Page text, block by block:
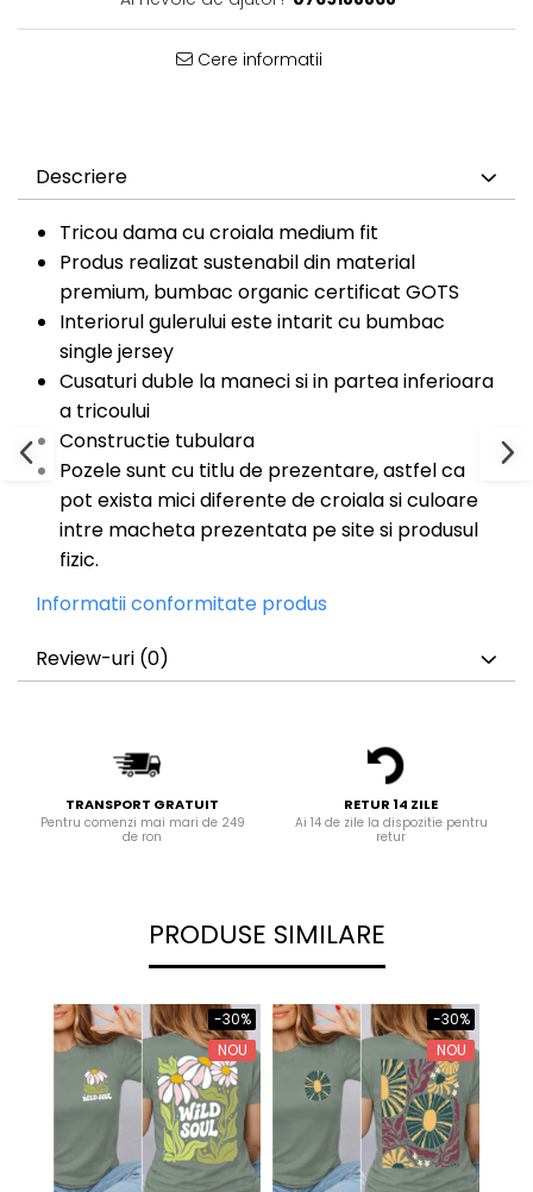
Bluze Japanese
Bluze Love
Bluze Mom
Bluze Paris
Bluze Pisici
Bluze Primavara
Bluze Tattoo
Bluze Toamna
Bluze X-mas
Hanorace Unisex
Body-uri
Cere informatii
Descriere
Tricou dama cu croiala medium fit
Produs realizat sustenabil din material
premium, bumbac organic certificat GOTS
Interiorul gulerului este intarit cu bumbac
single jersey
Cusaturi duble la maneci si in partea inferioara
a tricoului
Constructie tubulara
Pozele sunt cu titlu de prezentare, astfel ca
pot exista mici diferente de croiala si culoare
intre macheta prezentata pe site si produsul
fizic.
Informatii conformitate produs
Review-uri (0)
TRANSPORT GRATUIT
Pentru comenzi mai mari de 249
de ron
RETUR 14 ZILE
Ai 14 de zile la dispozitie pentru
retur
PRODUSE SIMILARE
-30%
NOU
-30%
NOU